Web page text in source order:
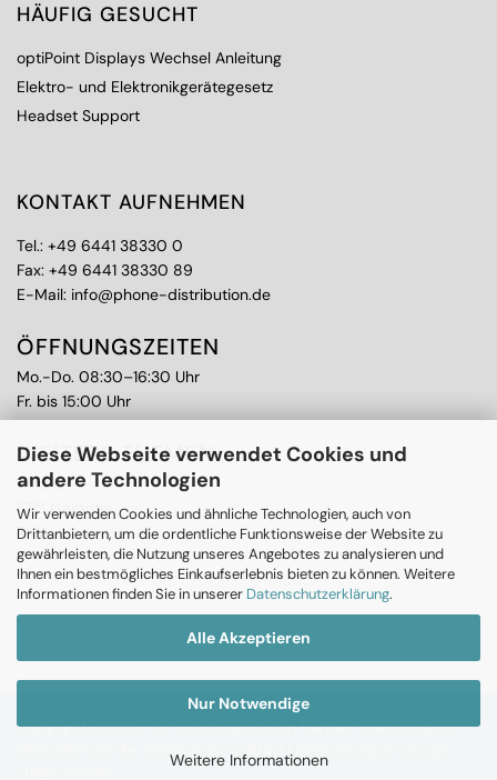
Diese Webseite verwendet Cookies und
andere Technologien
Wir verwenden Cookies und ähnliche Technologien, auch von
Drittanbietern, um die ordentliche Funktionsweise der Website zu
gewährleisten, die Nutzung unseres Angebotes zu analysieren und
Ihnen ein bestmögliches Einkaufserlebnis bieten zu können. Weitere
Informationen finden Sie in unserer Datenschutzerklärung.
Alle Akzeptieren
Nur Notwendige
Weitere Informationen
HÄUFIG GESUCHT
optiPoint Displays Wechsel Anleitung
Elektro- und Elektronikgerätegesetz
Headset Support
KONTAKT AUFNEHMEN
Tel.: +49 6441 38330 0
Fax: +49 6441 38330 89
E-Mail: info@phone-distribution.de
ÖFFNUNGSZEITEN
Mo.-Do. 08:30–16:30 Uhr
Fr. bis 15:00 Uhr
WEITERE THEMEN
Ankauf
CPS Garantie
RMA
Copyright © 2026 CPS Communication Partner Sales GmbH |